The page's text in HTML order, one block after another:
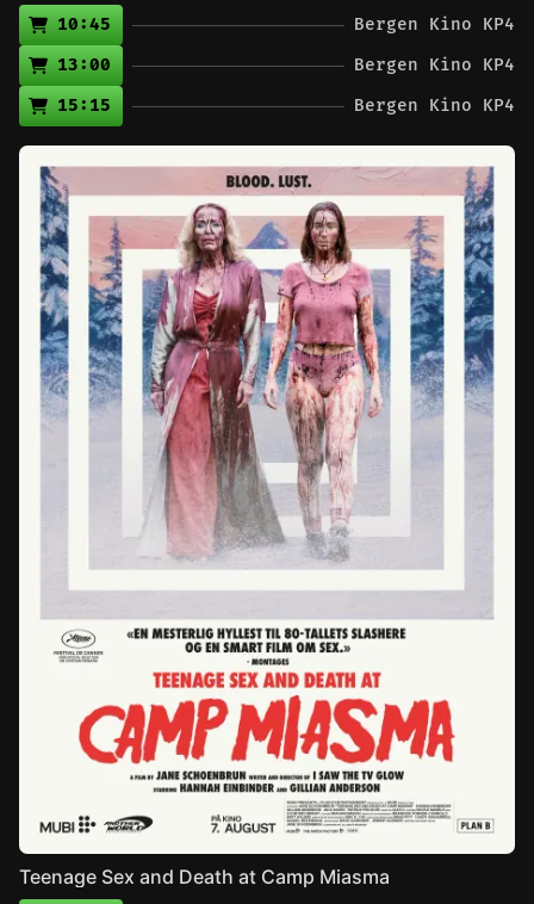
10:45
Bergen Kino KP4
13:00
Bergen Kino KP4
15:15
Bergen Kino KP4
Teenage Sex and Death at Camp Miasma